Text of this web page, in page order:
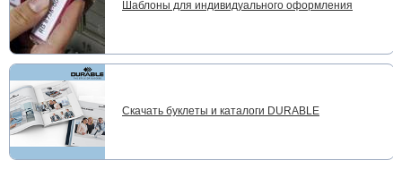
Шаблоны для индивидуального оформления
Скачать буклеты и каталоги DURABLE